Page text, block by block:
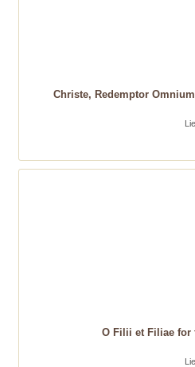
Christe, Redemptor
O Filii et Filiae for